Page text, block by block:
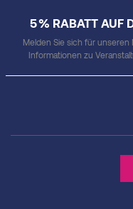
5 % RABATT AUF
Melden Sie sich für unseren
Informationen zu